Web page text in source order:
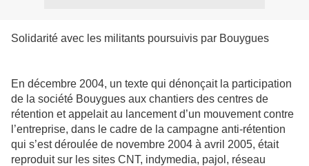
Solidarité avec les militants poursuivis par Bouygues
En décembre 2004, un texte qui dénonçait la participation
de la société Bouygues aux chantiers des centres de
rétention et appelait au lancement d’un mouvement contre
l’entreprise, dans le cadre de la campagne anti-rétention
qui s’est déroulée de novembre 2004 à avril 2005, était
reproduit sur les sites CNT, indymedia, pajol, réseau